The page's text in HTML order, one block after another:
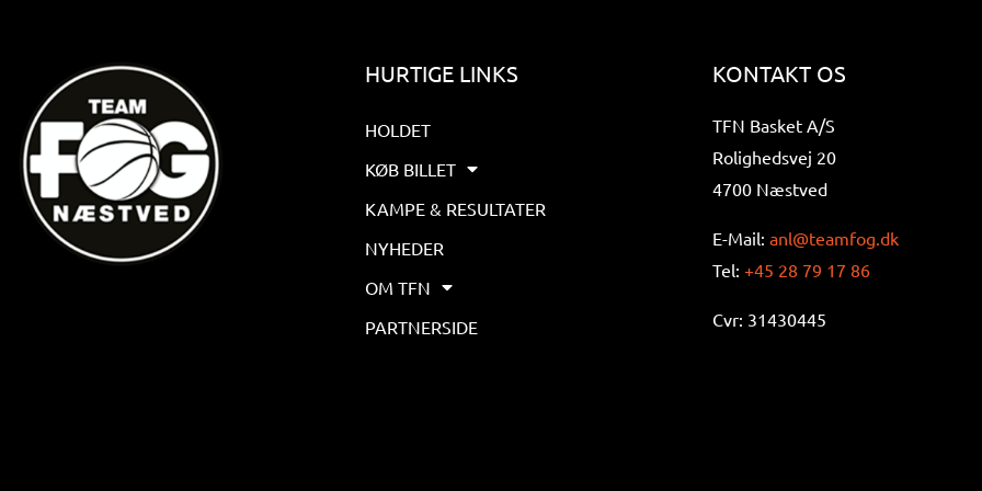
HURTIGE LINKS
HOLDET
KØB BILLET
KAMPE & RESULTATER
NYHEDER
OM TFN
PARTNERSIDE
KONTAKT OS
TFN Basket A/S
Rolighedsvej 20
4700 Næstved
E-Mail: anl@teamfog.dk
Tel: +45 28 79 17 86
Cvr: 31430445